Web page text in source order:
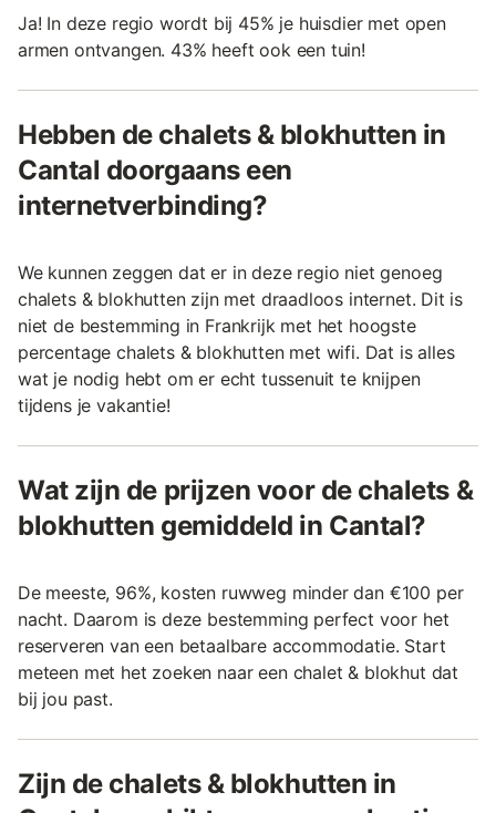
Ja! In deze regio wordt bij 45% je huisdier met open
armen ontvangen. 43% heeft ook een tuin!
Hebben de chalets & blokhutten in
Cantal doorgaans een
internetverbinding?
We kunnen zeggen dat er in deze regio niet genoeg
chalets & blokhutten zijn met draadloos internet. Dit is
niet de bestemming in Frankrijk met het hoogste
percentage chalets & blokhutten met wifi. Dat is alles
wat je nodig hebt om er echt tussenuit te knijpen
tijdens je vakantie!
Wat zijn de prijzen voor de chalets &
blokhutten gemiddeld in Cantal?
De meeste, 96%, kosten ruwweg minder dan €100 per
nacht. Daarom is deze bestemming perfect voor het
reserveren van een betaalbare accommodatie. Start
meteen met het zoeken naar een chalet & blokhut dat
bij jou past.
Zijn de chalets & blokhutten in